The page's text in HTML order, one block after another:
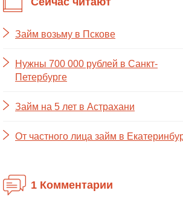
Займ возьму в Пскове
Нужны 700 000 рублей в Санкт-
Петербурге
Займ на 5 лет в Астрахани
От частного лица займ в
1 Комментарии